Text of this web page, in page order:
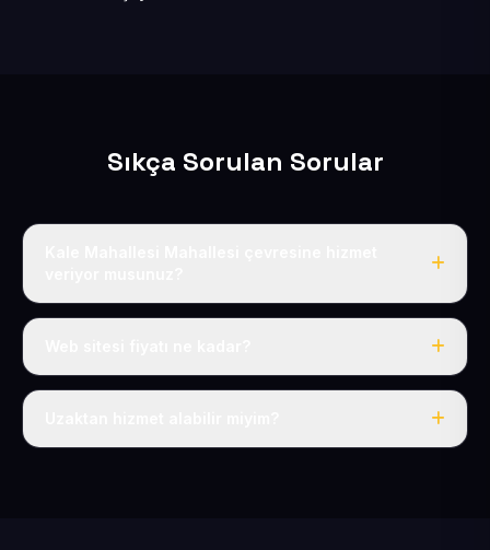
Sıkça Sorulan Sorular
Evet, Kale Mahallesi dahil tüm Felahiye ve Felahiye
Tek fiyat: yılda 50 USD + KDV, her şey dahil.